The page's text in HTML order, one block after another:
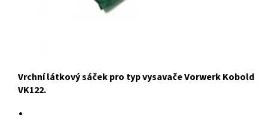
Vrchní látkový sáček pro typ vysavače Vorwerk Kobold
VK122.
.